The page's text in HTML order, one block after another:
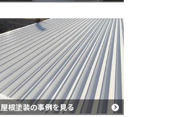
屋根塗装の事例を見る